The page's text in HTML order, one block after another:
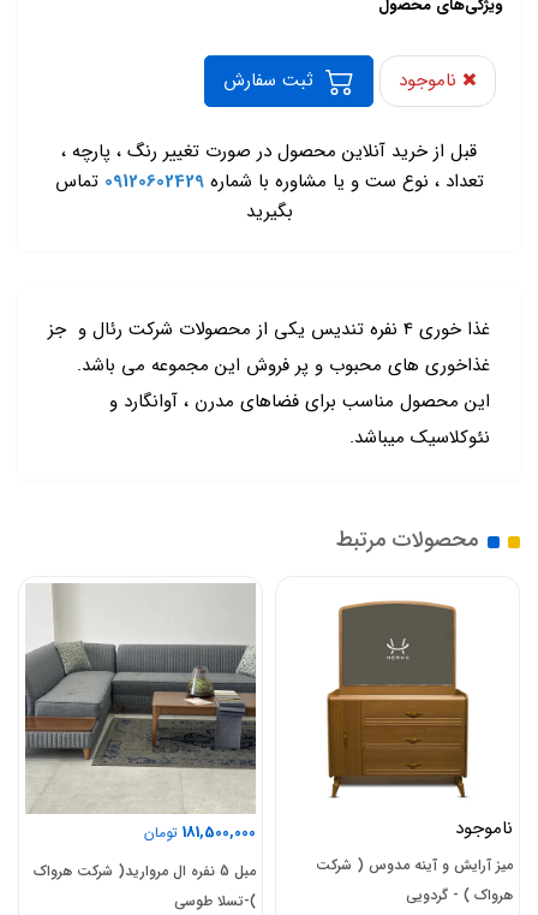
ویژگی‌های محصول
ناموجود
ثبت سفارش
قبل از خرید آنلاین محصول در صورت تغییر رنگ ، پارچه ،
تعداد ، نوع ست و یا مشاوره با شماره09120602429 تماس
بگیرید
غذا خوری 4 نفره تندیس یکی از محصولات شرکت رئال و جز
غذاخوری های محبوب و پر فروش این مجموعه می باشد.
این محصول مناسب برای فضاهای مدرن ، آوانگارد و
نئوکلاسیک میباشد.
محصولات مرتبط
ناموجود
میز آرایش و آینه مدوس ( شرکت
هرواک ) - گردویی
181,500,000 تومان
مبل 5 نفره ال مروارید( شرکت هرواک
)-تسلا طوسی